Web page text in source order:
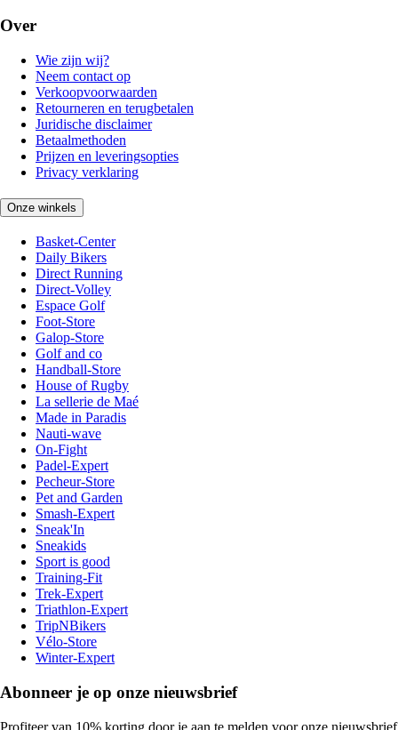
Over
Wie zijn wij?
Neem contact op
Verkoopvoorwaarden
Retourneren en terugbetalen
Juridische disclaimer
Betaalmethoden
Prijzen en leveringsopties
Privacy verklaring
Onze winkels
Basket-Center
Daily Bikers
Direct Running
Direct-Volley
Espace Golf
Foot-Store
Galop-Store
Golf and co
Handball-Store
House of Rugby
La sellerie de Maé
Made in Paradis
Nauti-wave
On-Fight
Padel-Expert
Pecheur-Store
Pet and Garden
Smash-Expert
Sneak'In
Sneakids
Sport is good
Training-Fit
Trek-Expert
Triathlon-Expert
TripNBikers
Vélo-Store
Winter-Expert
Abonneer je op onze nieuwsbrief
Profiteer van 10% korting door je aan te melden voor onze nieuwsbrief